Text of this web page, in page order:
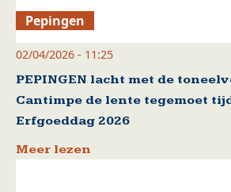
Pepingen
02/04/2026 - 11:25
PEPINGEN lacht met de
Cantimpe de lente tegemoet
Erfgoeddag 2026
Meer lezen